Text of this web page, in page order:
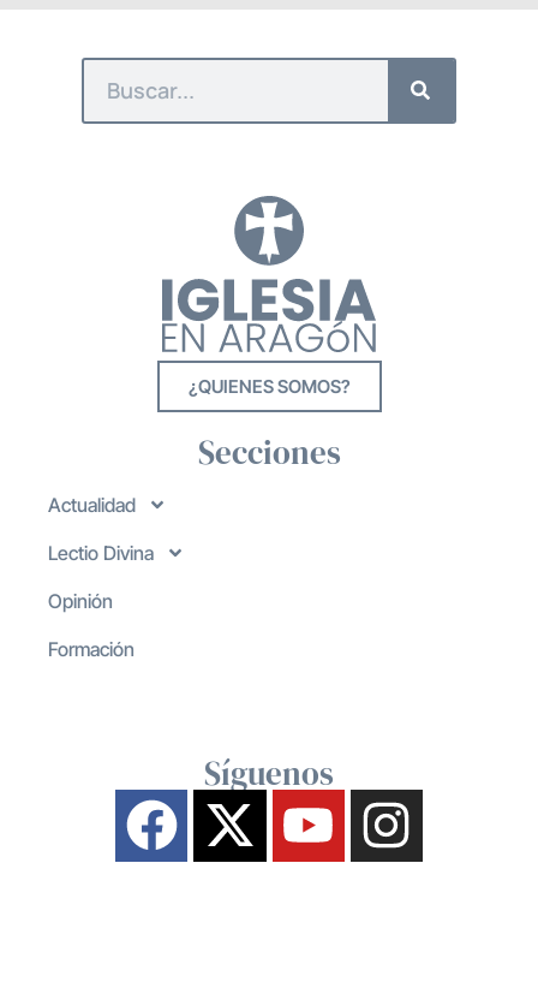
¿QUIENES SOMOS?
Secciones
Actualidad
Lectio Divina
Opinión
Formación
Síguenos